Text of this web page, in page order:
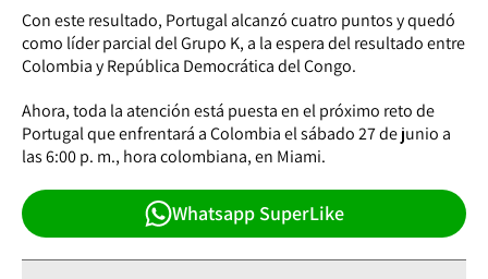
Con este resultado, Portugal alcanzó cuatro puntos y quedó
como líder parcial del Grupo K, a la espera del resultado entre
Colombia y República Democrática del Congo.
Ahora, toda la atención está puesta en el próximo reto de
Portugal que enfrentará a Colombia el sábado 27 de junio a
las 6:00 p. m., hora colombiana, en Miami.
Whatsapp SuperLike